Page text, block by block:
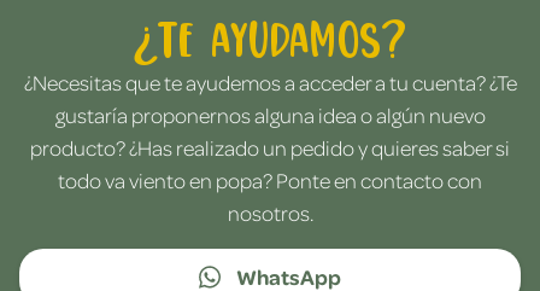
¿Te ayudamos?
¿Necesitas que te ayudemos a acceder a tu cuenta? ¿Te
gustaría proponernos alguna idea o algún nuevo
producto? ¿Has realizado un pedido y quieres saber si
todo va viento en popa? Ponte en contacto con
nosotros.
WhatsApp